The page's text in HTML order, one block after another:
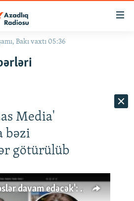
Bakı vaxtı 05:36
Media'
bəzi
götürülüb
'Azərbaycanda həbslər davam edəcək': AbzasMedia İşində son vəziyyət